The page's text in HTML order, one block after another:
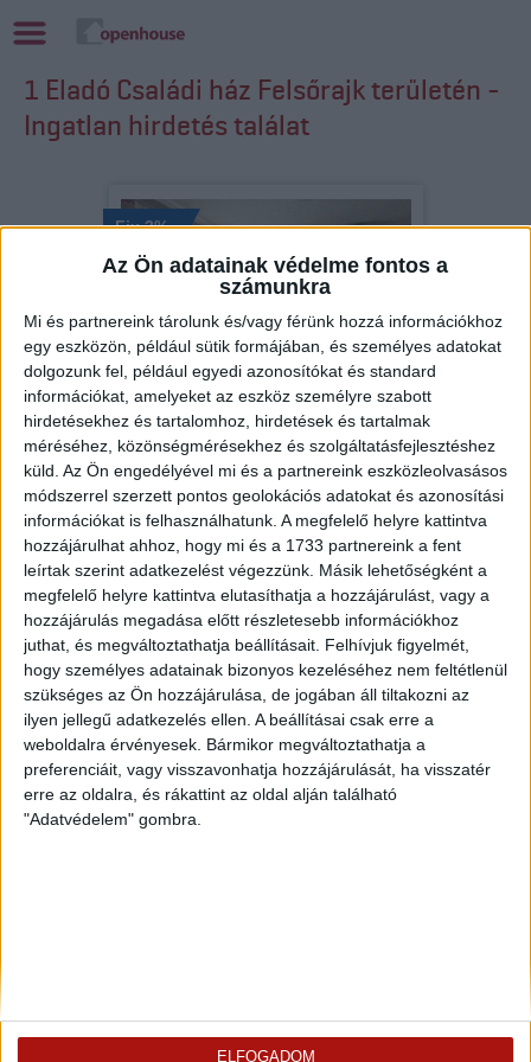
Az Ön adatainak védelme fontos a
számunkra
Mi és partnereink tárolunk és/vagy férünk hozzá információkhoz
egy eszközön, például sütik formájában, és személyes adatokat
dolgozunk fel, például egyedi azonosítókat és standard
információkat, amelyeket az eszköz személyre szabott
hirdetésekhez és tartalomhoz, hirdetések és tartalmak
méréséhez, közönségmérésekhez és szolgáltatásfejlesztéshez
küld. Az Ön engedélyével mi és a partnereink eszközleolvasásos
módszerrel szerzett pontos geolokációs adatokat és azonosítási
információkat is felhasználhatunk. A megfelelő helyre kattintva
hozzájárulhat ahhoz, hogy mi és a 1733 partnereink a fent
leírtak szerint adatkezelést végezzünk. Másik lehetőségként a
megfelelő helyre kattintva elutasíthatja a hozzájárulást, vagy a
hozzájárulás megadása előtt részletesebb információkhoz
juthat, és megváltoztathatja beállításait. Felhívjuk figyelmét,
hogy személyes adatainak bizonyos kezeléséhez nem feltétlenül
szükséges az Ön hozzájárulása, de jogában áll tiltakozni az
ilyen jellegű adatkezelés ellen. A beállításai csak erre a
weboldalra érvényesek. Bármikor megváltoztathatja a
preferenciáit, vagy visszavonhatja hozzájárulását, ha visszatér
erre az oldalra, és rákattint az oldal alján található
"Adatvédelem" gombra.
ELFOGADOM
1 Eladó Családi ház Felsőrajk területén -
Ingatlan hirdetés találat
Fix 3%
Kizárólag nálunk
Eladó Családi ház (#181572)
Felsőrajk
29 900 000 Ft
72 m2 szobák: 2